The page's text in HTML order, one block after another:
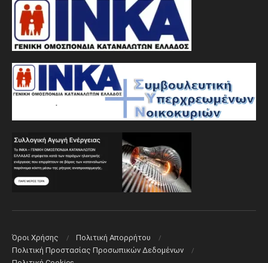
Όροι Χρήσης
Πολιτική Aπορρήτου
Πολιτική Προστασίας Προσωπικών Δεδομένων